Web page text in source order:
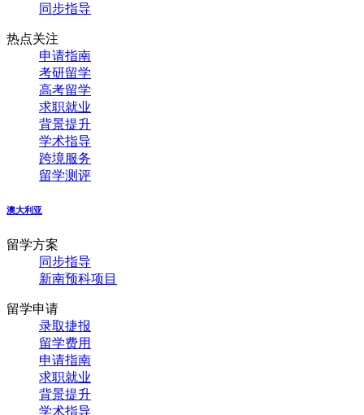
同步指导
热点关注
申请指南
考研留学
高考留学
求职就业
背景提升
学术指导
跨境服务
留学测评
澳大利亚
留学方案
同步指导
新南预科项目
留学申请
录取捷报
留学费用
申请指南
求职就业
背景提升
学术指导